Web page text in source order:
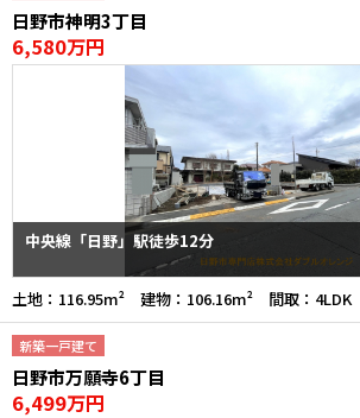
日野市神明3丁目
6,580万円
中央線「日野」駅徒歩12分
土地：116.95m² 建物：106.16m² 間取：4LDK
新築一戸建て
日野市万願寺6丁目
6,499万円